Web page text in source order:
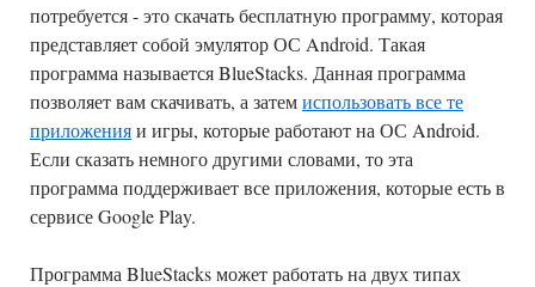
потребуется - это скачать бесплатную программу, которая
представляет собой эмулятор ОС Android. Такая
программа называется BlueStacks. Данная программа
позволяет вам скачивать, а затемиспользовать все те
приложенияи игры, которые работают на ОС Android.
Если сказать немного другими словами, то эта
программа поддерживает все приложения, которые есть в
сервисе Google Play.
Программа BlueStacks может работать на двух типах